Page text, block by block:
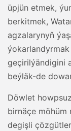
üpjün etmek,
berkitmek,
agzalarynyň
geçirilýändigini
beýläk-de
Döwlet
birnäçe möhüm
degişli